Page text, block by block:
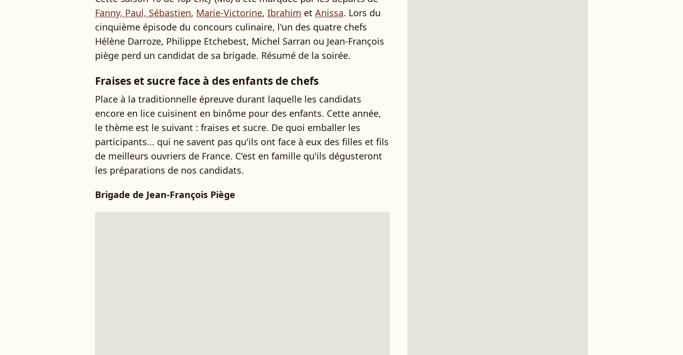
Fanny, Paul, Sébastien, Marie-Victorine, Ibrahim et Anissa. Lors du
cinquième épisode du concours culinaire, l'un des quatre chefs
Hélène Darroze, Philippe Etchebest, Michel Sarran ou Jean-François
piège perd un candidat de sa brigade. Résumé de la soirée.
Fraises et sucre face à des enfants de chefs
Place à la traditionnelle épreuve durant laquelle les candidats
encore en lice cuisinent en binôme pour des enfants. Cette année,
le thème est le suivant : fraises et sucre. De quoi emballer les
participants... qui ne savent pas qu'ils ont face à eux des filles et fils
de meilleurs ouvriers de France. C'est en famille qu'ils dégusteront
les préparations de nos candidats.
Brigade de Jean-François Piège